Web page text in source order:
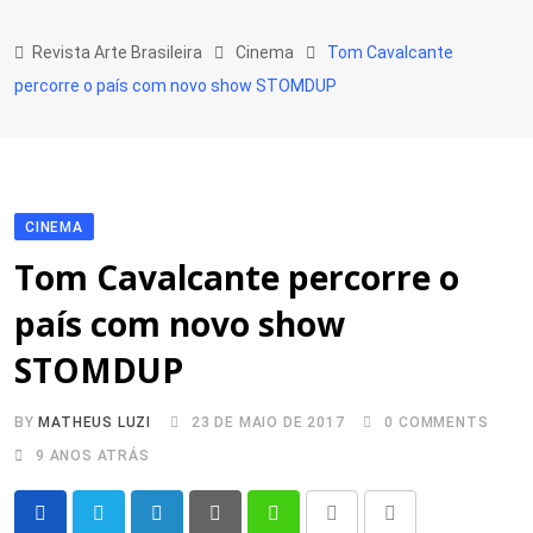
to
content
Revista Arte Brasileira Cinema
Tom Cavalcante
percorre o país com novo show STOMDUP
CINEMA
Tom Cavalcante percorre o
país com novo show
STOMDUP
BY MATHEUS LUZI 23 DE MAIO DE 2017 0 COMMENTS
9 ANOS ATRÁS